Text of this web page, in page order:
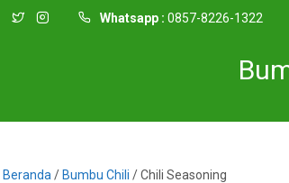
Whatsapp : 0857-8226-1322
Beranda / Bumbu Chili / Chili Seasoning